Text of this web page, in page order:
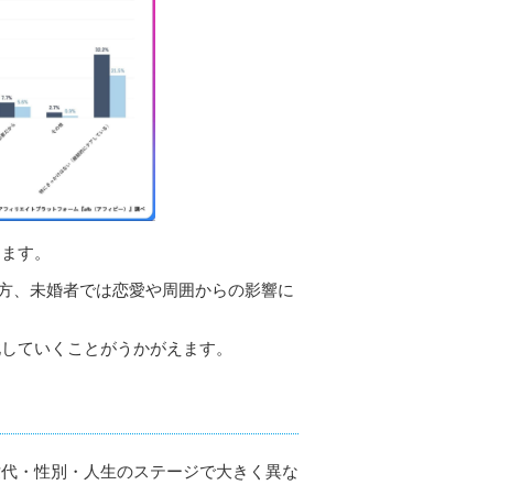
す。
、未婚者では恋愛や周囲からの影響に
ていくことがうかがえます。
・性別・人生のステージで大きく異な